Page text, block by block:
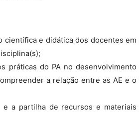
científica e didática dos docentes em
práticas do PA no desenvolvimento
a relação entre as AE e o
e a partilha de recursos e materiais